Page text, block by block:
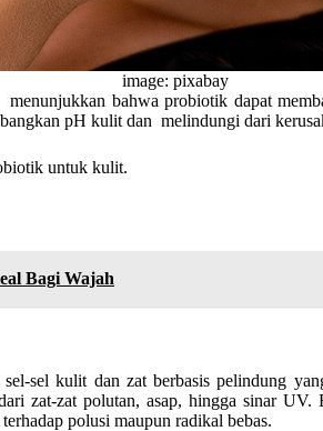
image: pixabay
bahwa probiotik dapat
pH kulit dan melindungi dari
untuk kulit.
Bagi Wajah
sel kulit dan zat berbasis pelindung
zat-zat polutan, asap, hingga sinar UV.
polusi maupun radikal bebas.